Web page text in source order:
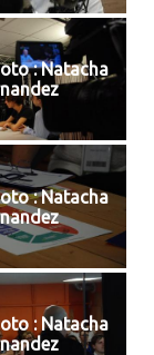
: Natacha
: Natacha
: Natacha